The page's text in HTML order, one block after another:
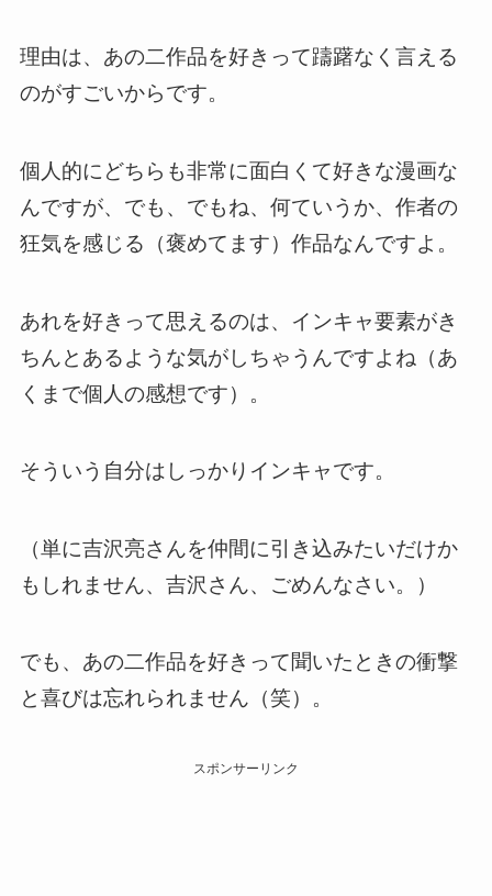
理由は、あの二作品を好きって躊躇なく言える
のがすごいからです。
個人的にどちらも非常に面白くて好きな漫画な
んですが、でも、でもね、何ていうか、作者の
狂気を感じる（褒めてます）作品なんですよ。
あれを好きって思えるのは、インキャ要素がき
ちんとあるような気がしちゃうんですよね（あ
くまで個人の感想です）。
そういう自分はしっかりインキャです。
（単に吉沢亮さんを仲間に引き込みたいだけか
もしれません、吉沢さん、ごめんなさい。）
でも、あの二作品を好きって聞いたときの衝撃
と喜びは忘れられません（笑）。
スポンサーリンク